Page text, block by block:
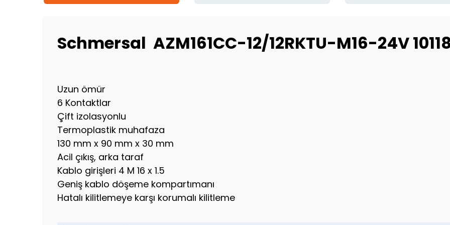
Schmersal AZM161CC-12/12RKTU-M16-24V
Uzun ömür
6 Kontaktlar
Çift izolasyonlu
Termoplastik muhafaza
130 mm x 90 mm x 30 mm
Acil çıkış, arka taraf
Kablo girişleri 4 M 16 x 1.5
Geniş kablo döşeme kompartımanı
Hatalı kilitlemeye karşı korumalı kilitleme